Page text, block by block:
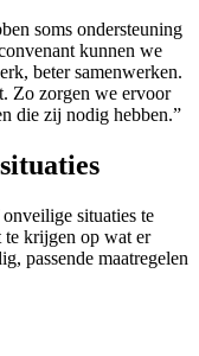
soms ondersteuning
kunnen we
beter samenwerken.
Zo zorgen we ervoor
die zij nodig hebben.”
situaties te
krijgen op wat er
passende maatregelen